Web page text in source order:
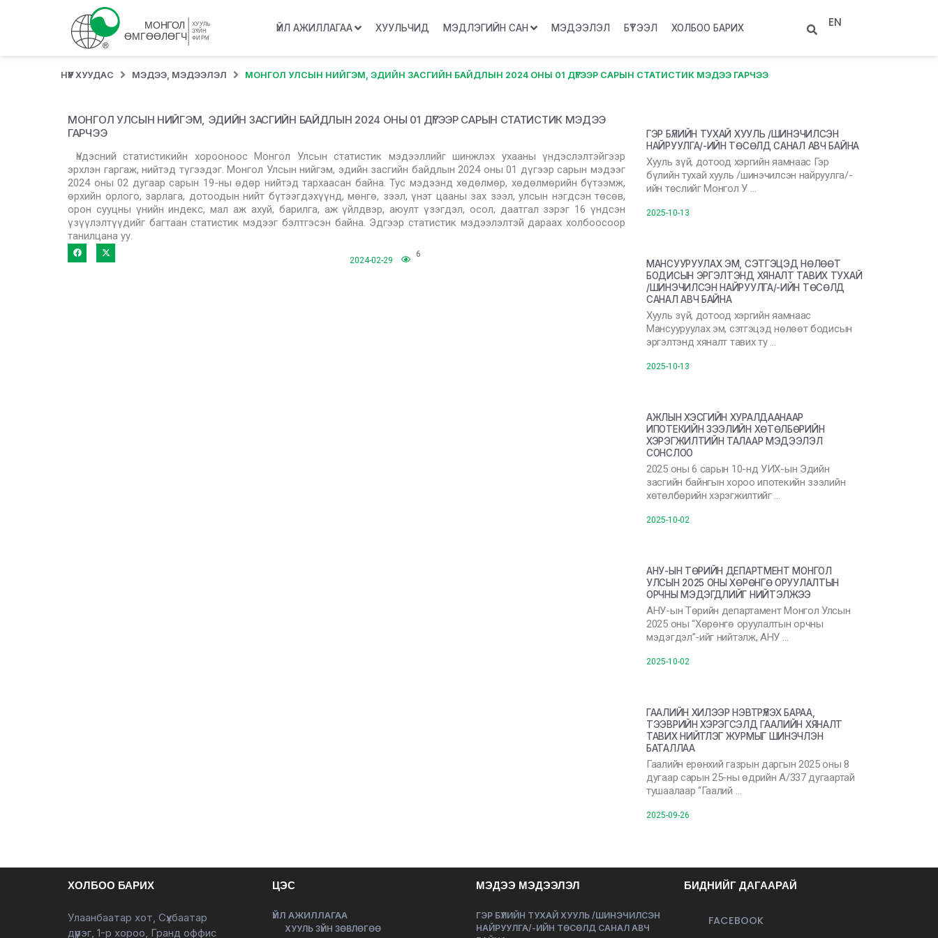
ҮЙЛ АЖИЛЛАГАА ХУУЛЬЧИД МЭДЛЭГИЙН САН МЭДЭЭЛЭЛ БҮТЭЭЛ ХОЛБОО БАРИХ EN
НҮҮР ХУУДАС МЭДЭЭ, МЭДЭЭЛЭЛ МОНГОЛ УЛСЫН НИЙГЭМ, ЭДИЙН ЗАСГИЙН БАЙДЛЫН 2024 ОНЫ 01 ДҮГЭЭР САРЫН СТАТИСТИК МЭДЭЭ ГАРЧЭЭ
МОНГОЛ УЛСЫН НИЙГЭМ, ЭДИЙН ЗАСГИЙН БАЙДЛЫН 2024 ОНЫ 01 ДҮГЭЭР САРЫН СТАТИСТИК МЭДЭЭ
ГАРЧЭЭ
Үндэсний статистикийн хорооноос Монгол Улсын статистик мэдээллийг шинжлэх ухааны үндэслэлтэйгээр
эрхлэн гаргаж, нийтэд түгээдэг. Монгол Улсын нийгэм, эдийн засгийн байдлын 2024 оны 01 дүгээр сарын мэдээг
2024 оны 02 дугаар сарын 19-ны өдөр нийтэд тархаасан байна. Тус мэдээнд хөдөлмөр, хөдөлмөрийн бүтээмж,
өрхийн орлого, зарлага, дотоодын нийт бүтээгдэхүүнд, мөнгө, зээл, үнэт цааны зах зээл, улсын нэгдсэн төсөв,
орон сууцны үнийн индекс, мал аж ахуй, барилга, аж үйлдвэр, аюулт үзэгдэл, осол, даатгал зэрэг 16 үндсэн
үзүүлэлтүүдийг багтаан статистик мэдээг бэлтгэсэн байна. Эдгээр статистик мэдээлэлтэй дараах холбоосоор
танилцана уу.
2024-02-29
6
ГЭР БҮЛИЙН ТУХАЙ ХУУЛЬ /ШИНЭЧИЛСЭН
НАЙРУУЛГА/-ИЙН ТӨСӨЛД САНАЛ АВЧ БАЙНА
Хууль зүй, дотоод хэргийн яамнаас Гэр
бүлийн тухай хууль /шинэчилсэн найруулга/-
ийн төслийг Монгол У …
2025-10-13
МАНСУУРУУЛАХ ЭМ, СЭТГЭЦЭД НӨЛӨӨТ
БОДИСЫН ЭРГЭЛТЭНД ХЯНАЛТ ТАВИХ ТУХАЙ
/ШИНЭЧИЛСЭН НАЙРУУЛГА/-ИЙН ТӨСӨЛД
САНАЛ АВЧ БАЙНА
Хууль зүй, дотоод хэргийн яамнаас
Мансууруулах эм, сэтгэцэд нөлөөт бодисын
эргэлтэнд хяналт тавих ту …
2025-10-13
АЖЛЫН ХЭСГИЙН ХУРАЛДААНААР
ИПОТЕКИЙН ЗЭЭЛИЙН ХӨТӨЛБӨРИЙН
ХЭРЭГЖИЛТИЙН ТАЛААР МЭДЭЭЛЭЛ
СОНСЛОО
2025 оны 6 сарын 10-нд УИХ-ын Эдийн
засгийн байнгын хороо ипотекийн зээлийн
хөтөлбөрийн хэрэгжилтийг …
2025-10-02
АНУ-ЫН ТӨРИЙН ДЕПАРТМЕНТ МОНГОЛ
УЛСЫН 2025 ОНЫ ХӨРӨНГӨ ОРУУЛАЛТЫН
ОРЧНЫ МЭДЭГДЛИЙГ НИЙТЭЛЖЭЭ
АНУ-ын Төрийн департамент Монгол Улсын
2025 оны “Хөрөнгө оруулалтын орчны
мэдэгдэл”-ийг нийтэлж, АНУ …
2025-10-02
ГААЛИЙН ХИЛЭЭР НЭВТРҮҮЛЭХ БАРАА,
ТЭЭВРИЙН ХЭРЭГСЭЛД ГААЛИЙН ХЯНАЛТ
ТАВИХ НИЙТЛЭГ ЖУРМЫГ ШИНЭЧЛЭН
БАТАЛЛАА
Гаалийн ерөнхий газрын даргын 2025 оны 8
дугаар сарын 25-ны өдрийн А/337 дугаартай
тушаалаар “Гаалий …
2025-09-26
ХОЛБОО БАРИХ
Улаанбаатар хот, Сүхбаатар
дүүрэг, 1-р хороо, Гранд оффис
ЦЭС
ҮЙЛ АЖИЛЛАГАА
ХУУЛЬ ЗҮЙН ЗӨВЛӨГӨӨ
МЭДЭЭ МЭДЭЭЛЭЛ
ГЭР БҮЛИЙН ТУХАЙ ХУУЛЬ /ШИНЭЧИЛСЭН
НАЙРУУЛГА/-ИЙН ТӨСӨЛД САНАЛ АВЧ
БИДНИЙГ ДАГААРАЙ
FACEBOOK